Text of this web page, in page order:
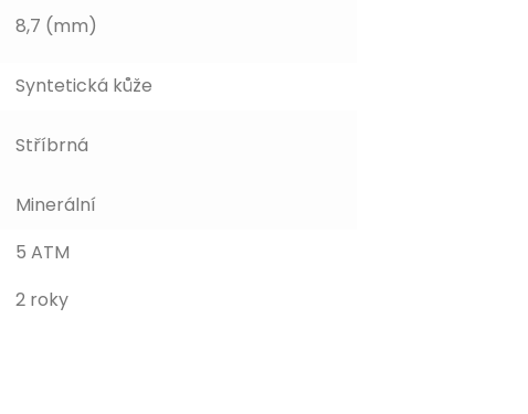
8,7 (mm)
Syntetická kůže
Stříbrná
Minerální
5 ATM
2 roky